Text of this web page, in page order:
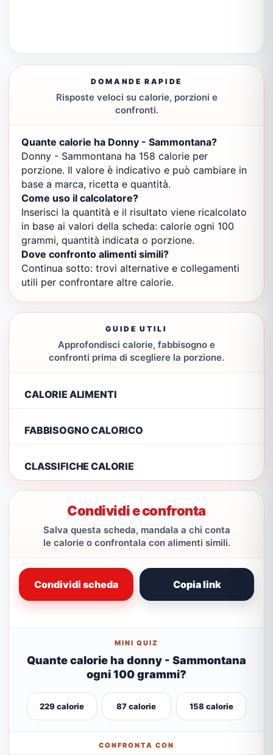
DOMANDE RAPIDE
Risposte veloci su calorie, porzioni e
confronti.
Quante calorie ha Donny - Sammontana?
Donny - Sammontana ha 158 calorie per
porzione. Il valore è indicativo e può cambiare in
base a marca, ricetta e quantità.
Come uso il calcolatore?
Inserisci la quantità e il risultato viene ricalcolato
in base ai valori della scheda: calorie ogni 100
grammi, quantità indicata o porzione.
Dove confronto alimenti simili?
Continua sotto: trovi alternative e collegamenti
utili per confrontare altre calorie.
GUIDE UTILI
Approfondisci calorie, fabbisogno e
confronti prima di scegliere la porzione.
CALORIE ALIMENTI
FABBISOGNO CALORICO
CLASSIFICHE CALORIE
Condividi e confronta
Salva questa scheda, mandala a chi conta
le calorie o confrontala con alimenti simili.
Condividi scheda Copia link
MINI QUIZ
Quante calorie ha donny - Sammontana
ogni 100 grammi?
229 calorie 87 calorie 158 calorie
CONFRONTA CON